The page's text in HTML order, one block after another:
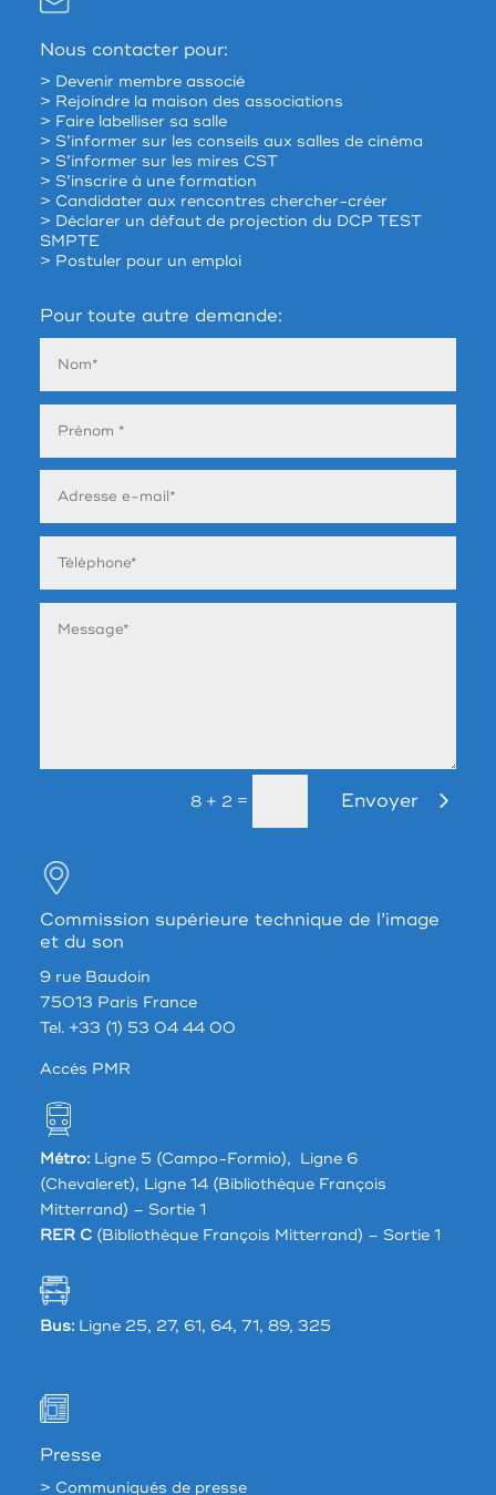
Nous contacter pour:
> Devenir membre associé
> Rejoindre la maison des associations
> Faire labelliser sa salle
> S’informer sur les conseils aux salles de cinéma
> S’informer sur les mires CST
> S’inscrire à une formation
> Candidater aux rencontres chercher-créer
> Déclarer un défaut de projection du DCP TEST
SMPTE
> Postuler pour un emploi
Pour toute autre demande:
8 + 2 = Envoyer
Commission supérieure technique de l’image
et du son
9 rue Baudoin
75013 Paris France
Tel. +33 (1) 53 04 44 00
Accés PMR
Métro:Ligne 5 (Campo-Formio), Ligne 6
(Chevaleret), Ligne 14 (Bibliothèque François
Mitterrand) – Sortie 1
RER C(Bibliothèque François Mitterrand) – Sortie 1
Bus:Ligne 25, 27, 61, 64, 71, 89, 325
Presse
> Communiqués de presse